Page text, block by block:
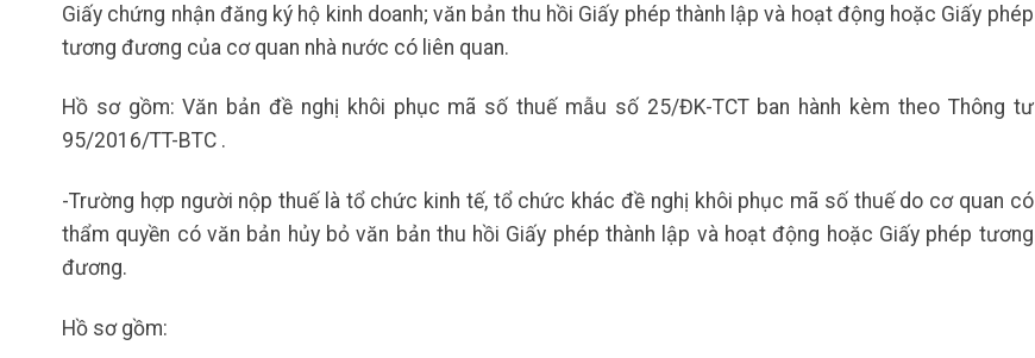
Giấy chứng nhận đăng ký hộ kinh doanh; văn bản thu hồi Giấy phép thành lập và hoạt động hoặc Giấy phép
tương đương của cơ quan nhà nước có liên quan.
Hồ sơ gồm: Văn bản đề nghị khôi phục mã số thuế mẫu số 25/ĐK-TCT ban hành kèm theo Thông tư
95/2016/TT-BTC .
-Trường hợp người nộp thuế là tổ chức kinh tế, tổ chức khác đề nghị khôi phục mã số thuế do cơ quan có
thẩm quyền có văn bản hủy bỏ văn bản thu hồi Giấy phép thành lập và hoạt động hoặc Giấy phép tương
đương.
Hồ sơ gồm: